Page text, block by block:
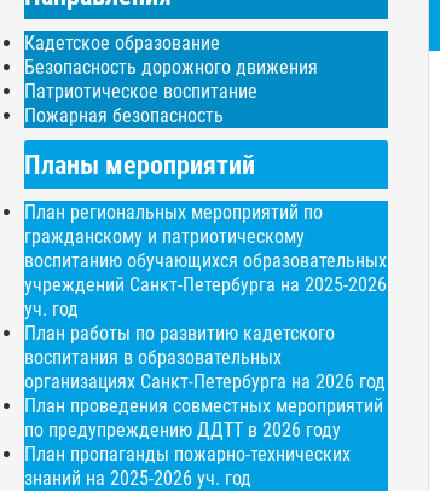
Кадетское образование
Безопасность дорожного движения
Патриотическое воспитание
Пожарная безопасность
Планы мероприятий
План региональных мероприятий по
гражданскому и патриотическому
воспитанию обучающихся образовательных
учреждений Санкт-Петербурга на 2025-2026
уч. год
План работы по развитию кадетского
воспитания в образовательных
организациях Санкт-Петербурга на 2026 год
План проведения совместных мероприятий
по предупреждению ДДТТ в 2026 году
План пропаганды пожарно-технических
знаний на 2025-2026 уч. год